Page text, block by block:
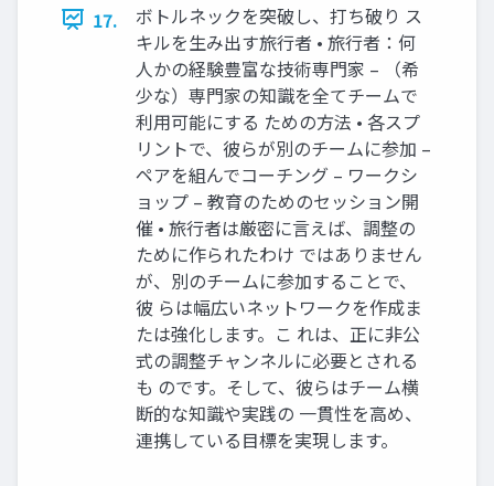
17.
ボトルネックを突破し、打ち破り ス
キルを生み出す旅行者 • 旅行者：何
人かの経験豊富な技術専門家 – （希
少な）専門家の知識を全てチームで
利用可能にする ための方法 • 各スプ
リントで、彼らが別のチームに参加 –
ペアを組んでコーチング – ワークシ
ョップ – 教育のためのセッション開
催 • 旅行者は厳密に言えば、調整の
ために作られたわけ ではありません
が、別のチームに参加することで、
彼 らは幅広いネットワークを作成ま
たは強化します。こ れは、正に非公
式の調整チャンネルに必要とされる
も のです。そして、彼らはチーム横
断的な知識や実践の 一貫性を高め、
連携している目標を実現します。